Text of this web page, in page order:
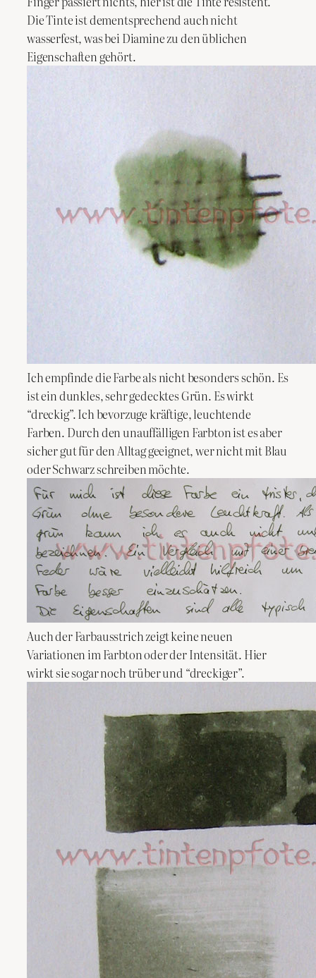
Die Tinte ist dementsprechend auch nicht
wasserfest, was bei Diamine zu den üblichen
Eigenschaften gehört.
Ich empfinde die Farbe als nicht besonders schön. Es
ist ein dunkles, sehr gedecktes Grün. Es wirkt
“dreckig”. Ich bevorzuge kräftige, leuchtende
Farben. Durch den unauffälligen Farbton ist es aber
sicher gut für den Alltag geeignet, wer nicht mit Blau
oder Schwarz schreiben möchte.
Auch der Farbausstrich zeigt keine neuen
Variationen im Farbton oder der Intensität. Hier
wirkt sie sogar noch trüber und “dreckiger”.